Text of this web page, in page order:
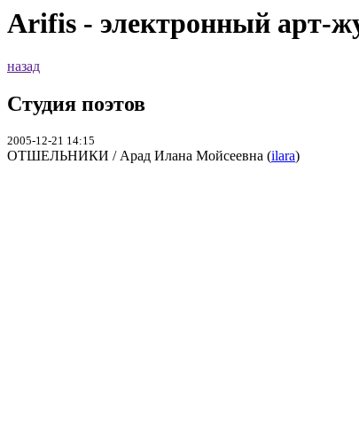
Arifis - электронный арт-
назад
Студия поэтов
2005-12-21 14:15
ОТШЕЛЬНИКИ / Арад Илана Мойсеевна (ilara)